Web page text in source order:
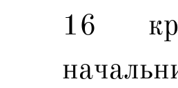
16